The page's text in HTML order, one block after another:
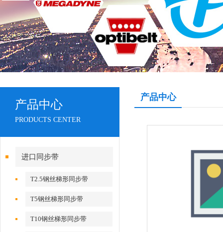
产品中心
PRODUCTS CENTER
进口同步带
T2.5钢丝梯形同步带
T5钢丝梯形同步带
T10钢丝梯形同步带
产品中心